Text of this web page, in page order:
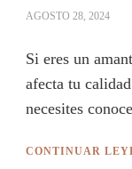
AGOSTO 28, 2024
Si eres un
afecta tu
necesites
CONTINUAR